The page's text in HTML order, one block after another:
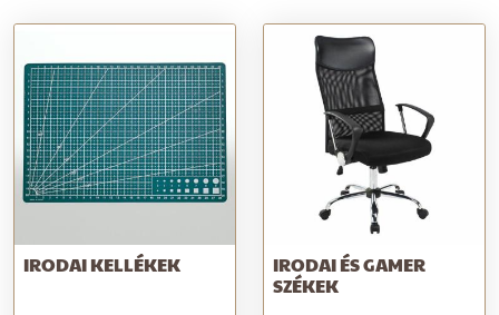
IRODAI KELLÉKEK
IRODAI ÉS GAMER
SZÉKEK